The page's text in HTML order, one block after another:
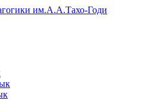
им.А.А.Тахо-Годи